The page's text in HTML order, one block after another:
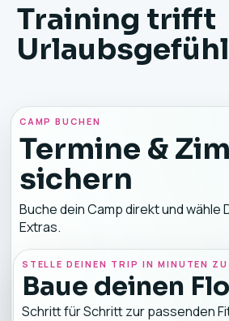
Training trifft
Urlaubsgefühl
CAMP BUCHEN
Termine &
sichern
Buche dein Camp direkt und wähle
Extras.
STELLE DEINEN TRIP IN MINUTEN
Baue deinen
Schritt für Schritt zur passenden